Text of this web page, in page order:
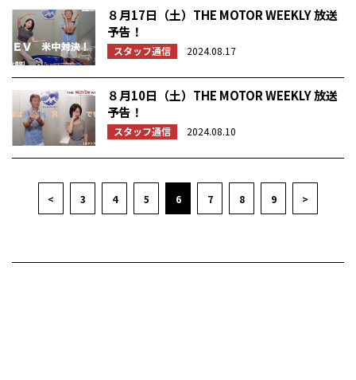
８月17日（土）THE MOTOR WEEKLY 放送
予告！
スタッフ通信 2024.08.17
８月10日（土）THE MOTOR WEEKLY 放送
予告！
スタッフ通信 2024.08.10
< 3 4 5 6 7 8 9 >